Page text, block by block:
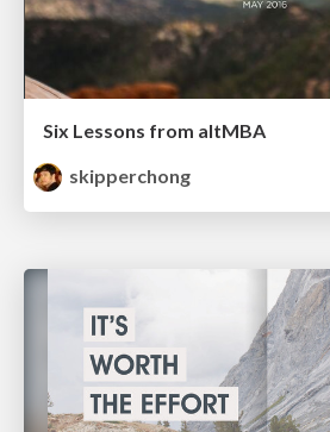
Six Lessons from altMBA
skipperchong